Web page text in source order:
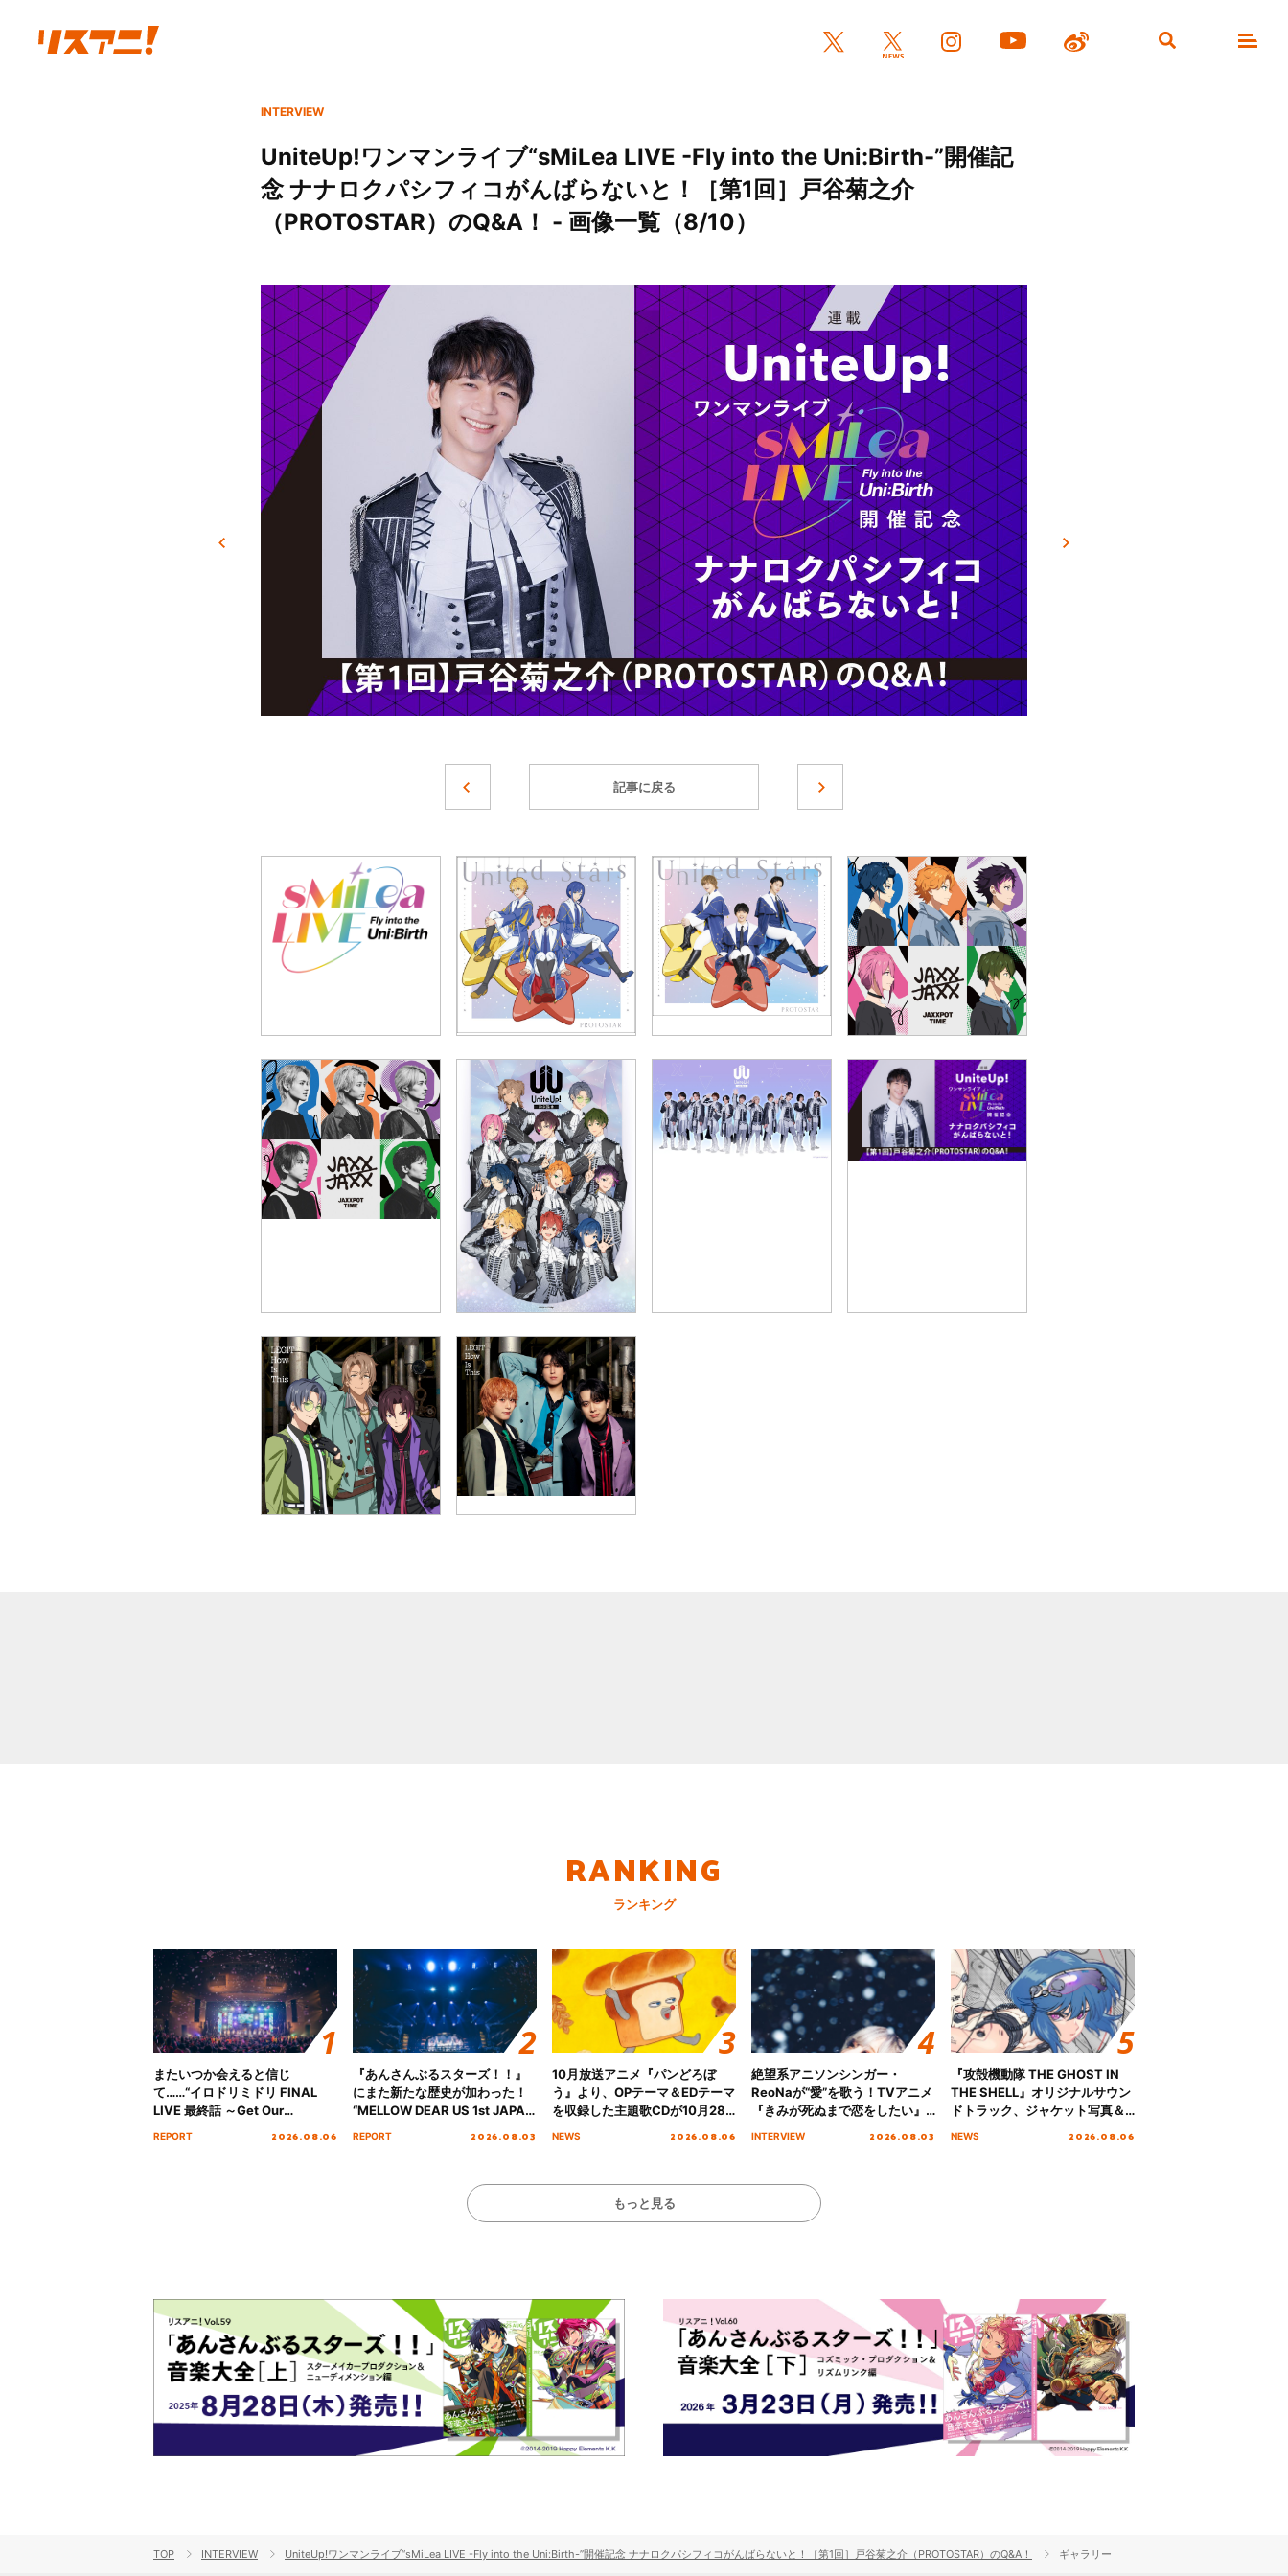
INTERVIEW
UniteUp!ワンマンライブ“sMiLea LIVE -Fly into the Uni:Birth-”開催記
念 ナナロクパシフィコがんばらないと！［第1回］戸谷菊之介
（PROTOSTAR）のQ&A！ - 画像一覧（8/10）
記事に戻る
RANKING
ランキング
またいつか会えると信じ
て……“イロドリミドリ FINAL
LIVE 最終話 ～Get Our
REPORT 2026.08.06
『あんさんぶるスターズ！！』
にまた新たな歴史が加わった！
“MELLOW DEAR US 1st JAPAN
REPORT 2026.08.03
10月放送アニメ『パンどろぼ
う』より、OPテーマ＆EDテーマ
を収録した主題歌CDが10月28
NEWS 2026.08.06
絶望系アニソンシンガー・
ReoNaが“愛”を歌う！TVアニメ
『きみが死ぬまで恋をしたい』
INTERVIEW 2026.08.03
『攻殻機動隊 THE GHOST IN
THE SHELL』オリジナルサウン
ドトラック、ジャケット写真＆
NEWS 2026.08.06
もっと見る
TOP INTERVIEW UniteUp!ワンマンライブ“sMiLea LIVE -Fly into the Uni:Birth-”開催記念 ナナロクパシフィコがんばらないと！［第1回］戸谷菊之介（PROTOSTAR）のQ&A！ ギャラリー